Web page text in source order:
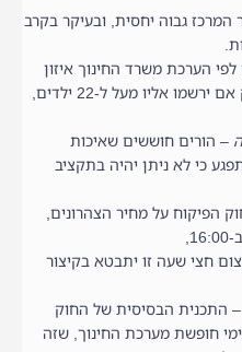
המרכז גבוה יחסית, ובעיקר בקרב
הערכת משרד החינוך איזון
תקציב הצהרון מתאפשר אך ורק אם ירשמו אליו מעל ל-22 ילדים,
– הורים חוששים שאיכות
כי לא ניתן יהיה בתקציב
הפיקוח על מחיר הצהרונים,
צמצום חצי שעה זו יתבטא בקיצור
התכנית הבסיסית של החוק
חופשת מערכת החינוך, שזה